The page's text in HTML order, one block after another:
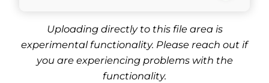
Uploading directly to this file area is
experimental functionality. Please reach out if
you are experiencing problems with the
functionality.